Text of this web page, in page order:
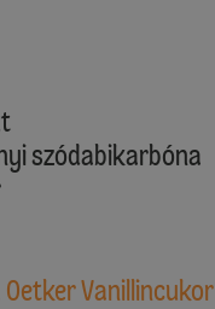
szódabikarbóna
Oetker Vanillincukor